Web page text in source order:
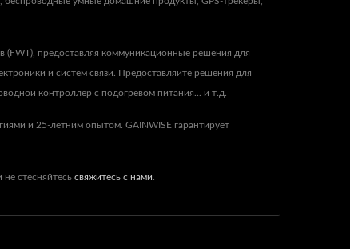
предоставляя коммуникационные решения для
и систем связи. Предоставляйте решения для
контроллер с подогревом питания... и т.д.
и 25-летним опытом. GAINWISE гарантирует
не стесняйтесь свяжитесь с нами